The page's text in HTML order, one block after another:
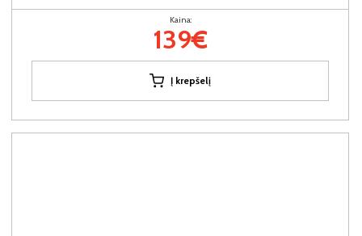
Kaina:
139€
Į krepšelį